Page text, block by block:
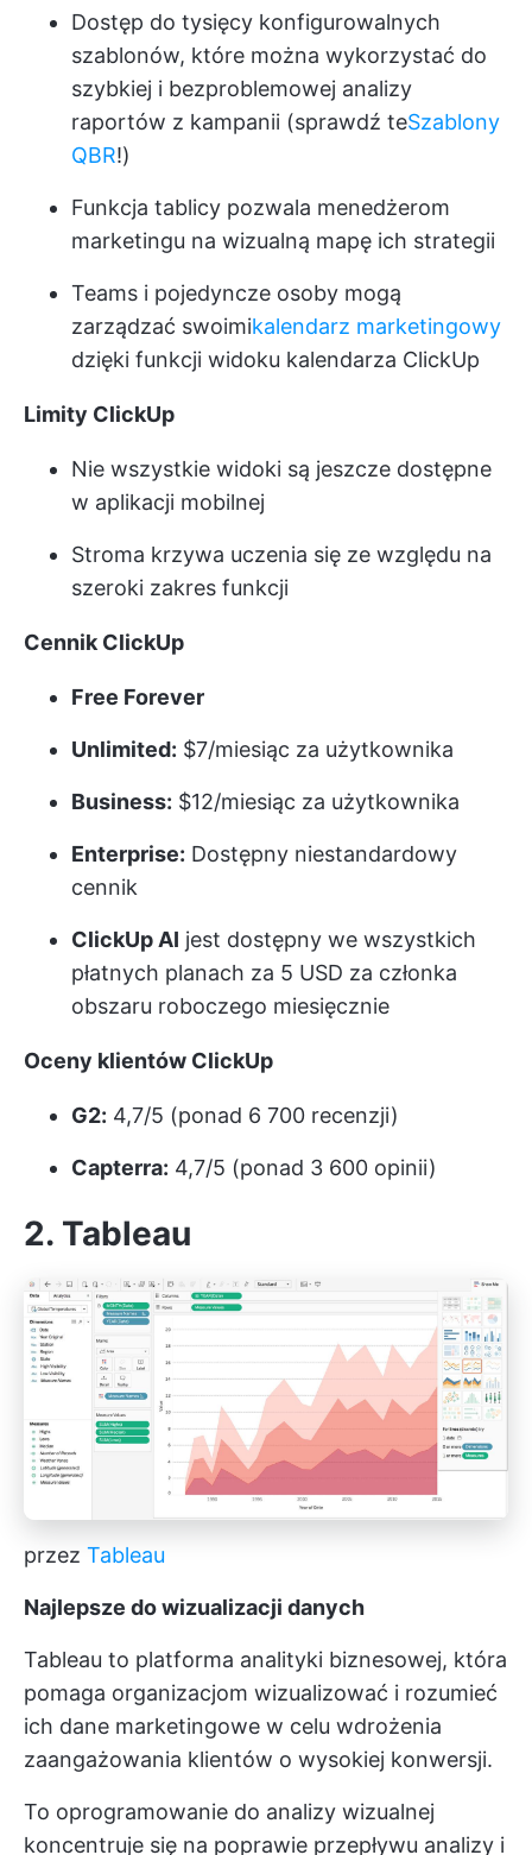
Dostęp do tysięcy konfigurowalnych
szablonów, które można wykorzystać do
szybkiej i bezproblemowej analizy
raportów z kampanii (sprawdź teSzablony
QBR!)
Funkcja tablicy pozwala menedżerom
marketingu na wizualną mapę ich strategii
Teams i pojedyncze osoby mogą
zarządzać swoimikalendarz marketingowy
dzięki funkcji widoku kalendarza ClickUp
Limity ClickUp
Nie wszystkie widoki są jeszcze dostępne
w aplikacji mobilnej
Stroma krzywa uczenia się ze względu na
szeroki zakres funkcji
Cennik ClickUp
Free Forever
Unlimited: $7/miesiąc za użytkownika
Business: $12/miesiąc za użytkownika
Enterprise: Dostępny niestandardowy
cennik
ClickUp AI jest dostępny we wszystkich
płatnych planach za 5 USD za członka
obszaru roboczego miesięcznie
Oceny klientów ClickUp
G2: 4,7/5 (ponad 6 700 recenzji)
Capterra: 4,7/5 (ponad 3 600 opinii)
2. Tableau
przez Tableau
Najlepsze do wizualizacji danych
Tableau to platforma analityki biznesowej, która
pomaga organizacjom wizualizować i rozumieć
ich dane marketingowe w celu wdrożenia
zaangażowania klientów o wysokiej konwersji.
To oprogramowanie do analizy wizualnej
koncentruje się na poprawie przepływu analizy i